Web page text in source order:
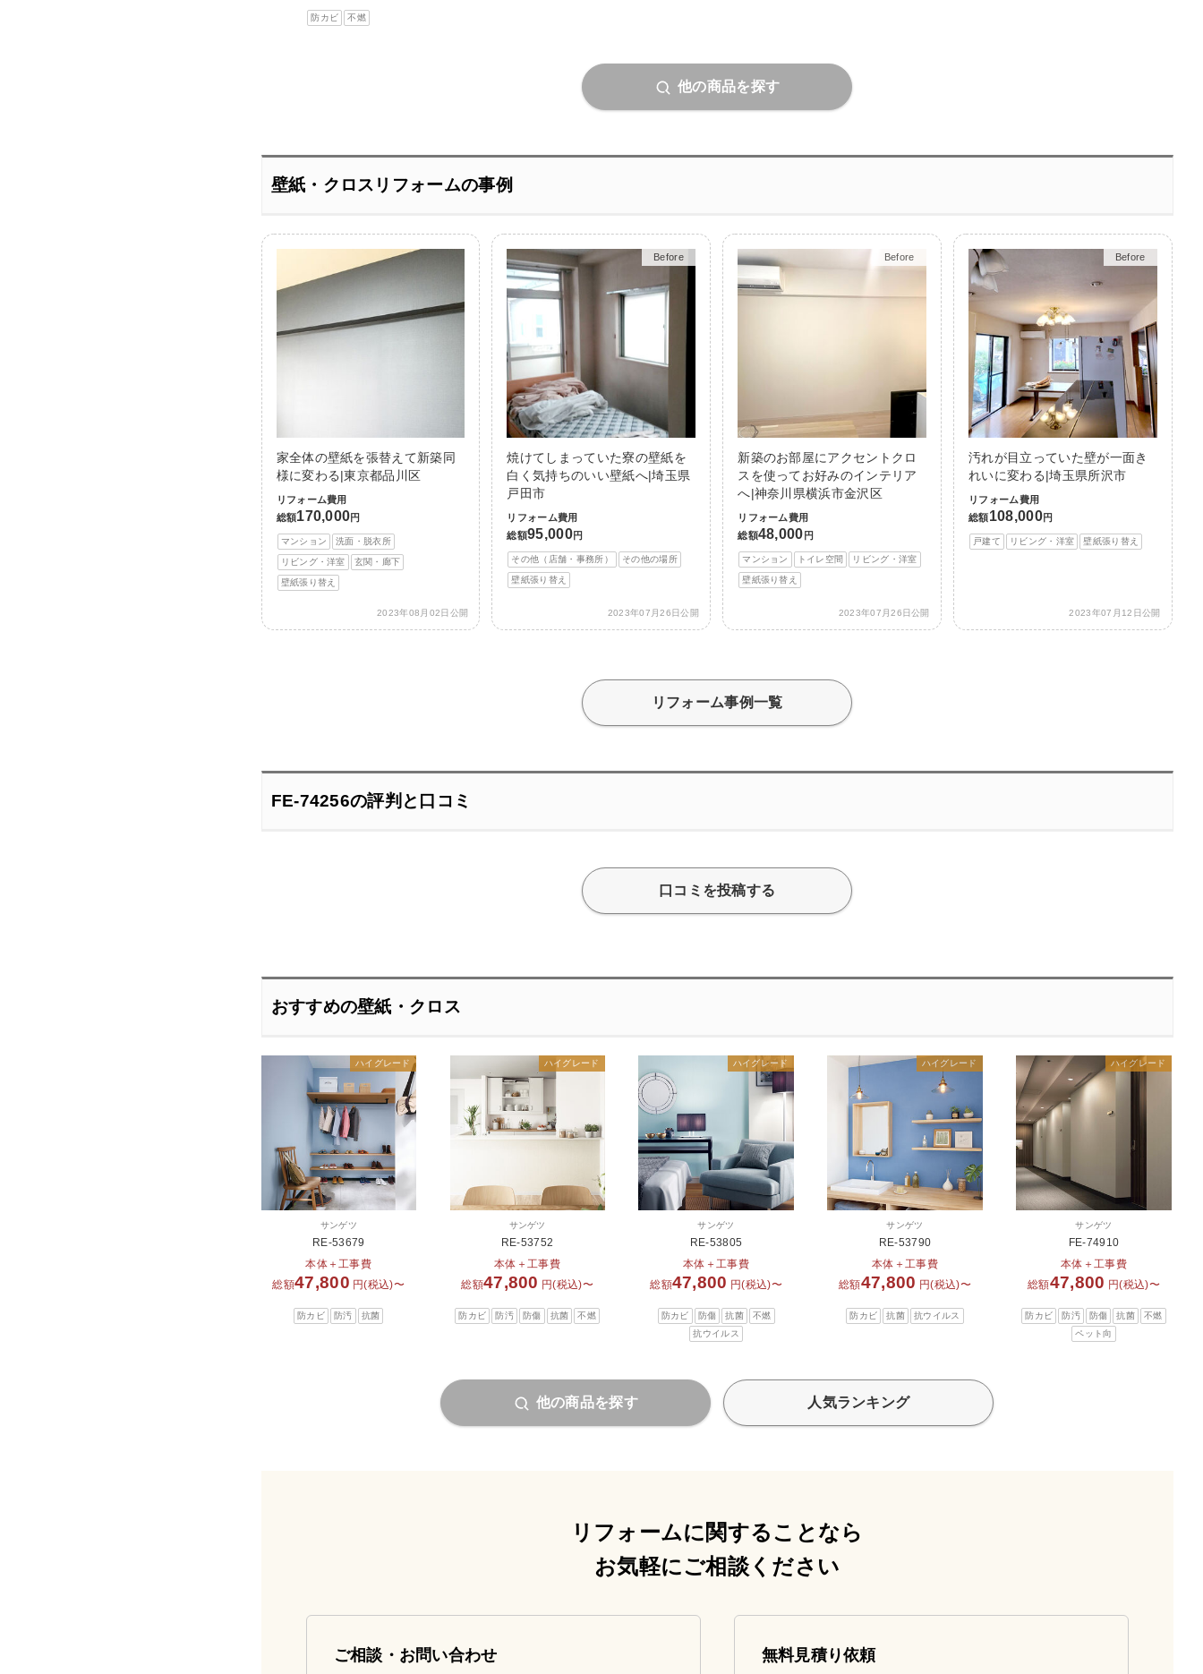
防カビ 不燃
他の商品を探す
壁紙・クロスリフォームの事例
家全体の壁紙を張替えて新築同
様に変わる|東京都品川区
リフォーム費用
総額170,000円
マンション 洗面・脱衣所
リビング・洋室 玄関・廊下
壁紙張り替え
2023年08月02日公開
Before
After
焼けてしまっていた寮の壁紙を
白く気持ちのいい壁紙へ|埼玉県
戸田市
リフォーム費用
総額95,000円
その他（店舗・事務所） その他の場所
壁紙張り替え
2023年07月26日公開
Before
After
新築のお部屋にアクセントクロ
スを使ってお好みのインテリア
へ|神奈川県横浜市金沢区
リフォーム費用
総額48,000 円
マンション トイレ空間 リビング・洋室
壁紙張り替え
2023年07月26日公開
Before
After
汚れが目立っていた壁が一面き
れいに変わる|埼玉県所沢市
リフォーム費用
総額108,000円
戸建て リビング・洋室 壁紙張り替え
2023年07月12日公開
リフォーム事例一覧
FE-74256の評判と口コミ
口コミを投稿する
おすすめの壁紙・クロス
サンゲツ
RE-53679
本体＋工事費
総額47,800 円(税込)〜
防カビ 防汚 抗菌
ハイグレード
サンゲツ
RE-53752
本体＋工事費
総額47,800 円(税込)〜
防カビ 防汚 防傷 抗菌 不燃
ハイグレード
サンゲツ
RE-53805
本体＋工事費
総額47,800 円(税込)〜
防カビ 防傷 抗菌
不燃
抗ウイルス
ハイグレード
サンゲツ
RE-53790
本体＋工事費
総額47,800 円(税込)〜
防カビ 抗菌 抗ウイルス
ハイグレード
サンゲツ
FE-74910
本体＋工事費
総額47,800 円(税込)〜
防カビ 防汚 防傷 抗菌
不燃
ペット向
ハイグレード
他の商品を探す 人気ランキング
リフォームに関することなら
お気軽にご相談ください
ご相談・お問い合わせ 無料見積り依頼